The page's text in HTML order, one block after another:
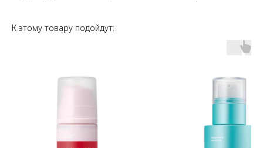
К этому товару подойдут: